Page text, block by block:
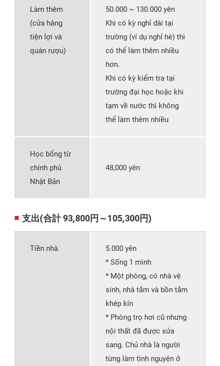
Làm thêm
(cửa hàng
tiện lợi và
quán rượu)
50.000 ~ 130.000 yên
Khi có kỳ nghỉ dài tại
trường (ví dụ nghỉ hè) thì
có thể làm thêm nhiều
hơn.
Khi có kỳ kiểm tra tại
trường đại học hoặc khi
tạm về nước thì không
thể làm thêm nhiều
Học bổng từ
chính phủ
Nhật Bản
48,000 yên
支出(合計 93,800円～105,300円)
Tiền nhà
5.000 yên
* Sống 1 mình
* Một phòng, có nhà vệ
sinh, nhà tắm và bồn tắm
khép kín
* Phòng trọ hơi cũ nhưng
nội thất đã được sửa
sang. Chủ nhà là người
từng làm tình nguyện ở